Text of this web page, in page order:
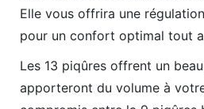
Elle vous offrira une
pour un confort optimal tout
Les 13 piqûres offrent un
apporteront du volume à